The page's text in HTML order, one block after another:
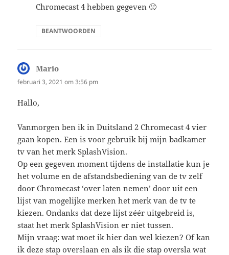
Chromecast 4 hebben gegeven 🙁
BEANTWOORDEN
Mario
februari 3, 2021 om 3:56 pm
Hallo,
Vanmorgen ben ik in Duitsland 2 Chromecast 4 vier
gaan kopen. Een is voor gebruik bij mijn badkamer
tv van het merk SplashVision.
Op een gegeven moment tijdens de installatie kun je
het volume en de afstandsbediening van de tv zelf
door Chromecast ‘over laten nemen’ door uit een
lijst van mogelijke merken het merk van de tv te
kiezen. Ondanks dat deze lijst zéér uitgebreid is,
staat het merk SplashVision er niet tussen.
Mijn vraag: wat moet ik hier dan wel kiezen? Of kan
ik deze stap overslaan en als ik die stap oversla wat